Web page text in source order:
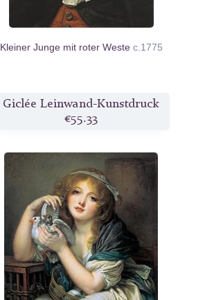
Kleiner Junge mit roter Weste c.1775
Giclée Leinwand-Kunstdruck
€55.33